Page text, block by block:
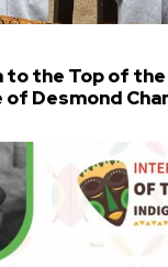
to the Top of
Desmond